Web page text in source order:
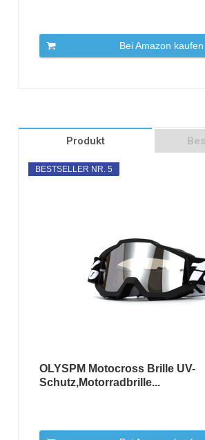
Bei Amazon kaufen
Produkt
BESTSELLER NR. 5
OLYSPM Motocross Brille UV-
Schutz,Motorradbrille...